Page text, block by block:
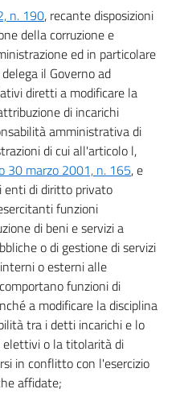
amministrazioni nonchè
professionale
pubbliche amministrazioni e
e cariche di componenti di
politico
sanzioni
n. 190, recante disposizioni
della corruzione e
ed in particolare
il Governo ad
diretti a modificare la
di incarichi
amministrativa di
di cui all'articolo l,
30 marzo 2001, n. 165, e
enti di diritto privato
funzioni
di beni e servizi a
o di gestione di servizi
o esterni alle
funzioni di
a modificare la disciplina
tra i detti incarichi e lo
elettivi o la titolarità di
in conflitto con l'esercizio
affidate;